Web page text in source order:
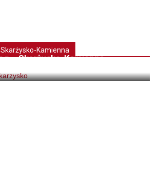
Kamienna
– Skarżysko-Kamienna